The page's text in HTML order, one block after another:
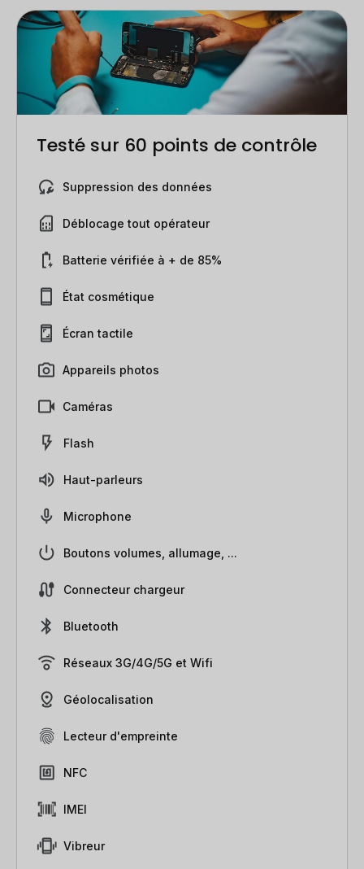
Testé sur 60 points de contrôle
Suppression des données
Déblocage tout opérateur
Batterie vérifiée à + de 85%
État cosmétique
Écran tactile
Appareils photos
Caméras
Flash
Haut-parleurs
Microphone
Boutons volumes, allumage, ...
Connecteur chargeur
Bluetooth
Réseaux 3G/4G/5G et Wifi
Géolocalisation
Lecteur d'empreinte
NFC
IMEI
Vibreur